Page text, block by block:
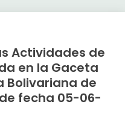
Actividades de
en la Gaceta
Bolivariana de
fecha 05-06-